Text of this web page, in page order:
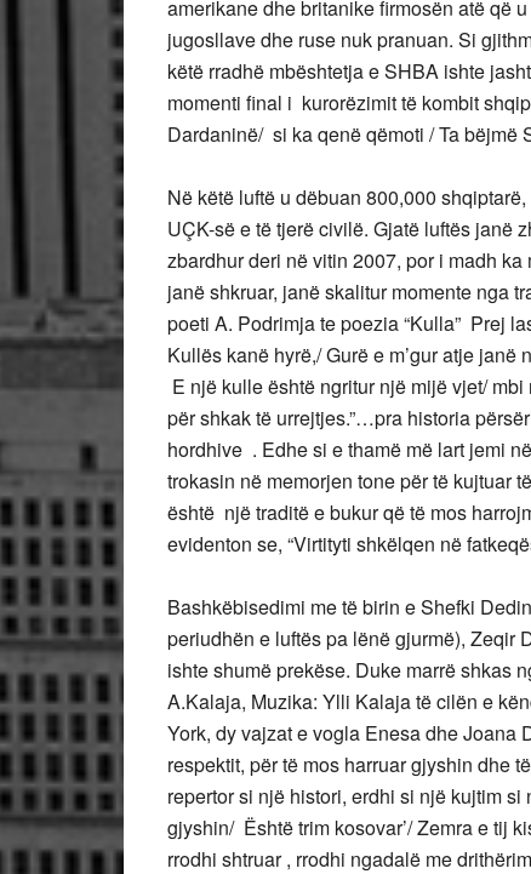
amerikane dhe britanike firmosën atë që
jugosllave dhe ruse nuk pranuan. Si
këtë rradhë mbështetja e SHBA ishte
momenti final i kurorëzimit të kombit
Dardaninë/ si ka qenë qëmoti / Ta
Në këtë luftë u dëbuan 800,000
UÇK-së e të tjerë civilë. Gjatë luftës janë
zbardhur deri në vitin 2007, por i madh
janë shkruar, janë skalitur momente nga
poeti A. Podrimja te poezia “Kulla” Prej
Kullës kanë hyrë,/ Gurë e m’gur atje
E një kulle është ngritur një mijë vjet/
për shkak të urrejtjes.”…pra historia
hordhive . Edhe si e thamë më lart jemi
trokasin në memorjen tone për të
është një traditë e bukur që të mos
evidenton se, “Virtityti shkëlqen në
Bashkëbisedimi me të birin e Shefki
periudhën e luftës pa lënë gjurmë), Zeqir
ishte shumë prekëse. Duke marrë shkas
A.Kalaja, Muzika: Ylli Kalaja të cilën e
York, dy vajzat e vogla Enesa dhe Joana
respektit, për të mos harruar gjyshin dhe
repertor si një histori, erdhi si një kujtim si
gjyshin/ Është trim kosovar’/ Zemra e tij
rrodhi shtruar , rrodhi ngadalë me